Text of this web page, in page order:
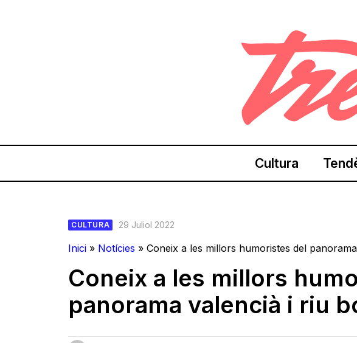
Cultura
CULTURA 29 Juliol 2022
Inici » Notícies » Coneix a les millors humoristes del
Coneix a les millors
panorama valencià i riu